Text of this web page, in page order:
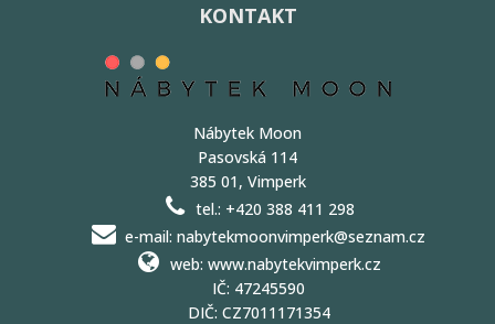
KONTAKT
Nábytek Moon
Pasovská 114
385 01, Vimperk
tel.: +420 388 411 298
e-mail: nabytekmoonvimperk@seznam.cz
web: www.nabytekvimperk.cz
IČ: 47245590
DIČ: CZ7011171354